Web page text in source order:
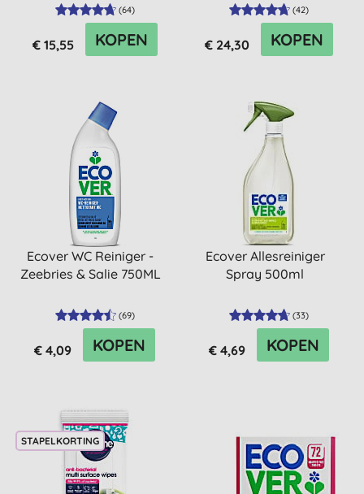
(64)
€ 15,55 KOPEN
(42)
€ 24,30 KOPEN
Ecover WC Reiniger -
Zeebries & Salie 750ML
(69)
€ 4,09 KOPEN
Ecover Allesreiniger
Spray 500ml
(33)
€ 4,69 KOPEN
STAPELKORTING